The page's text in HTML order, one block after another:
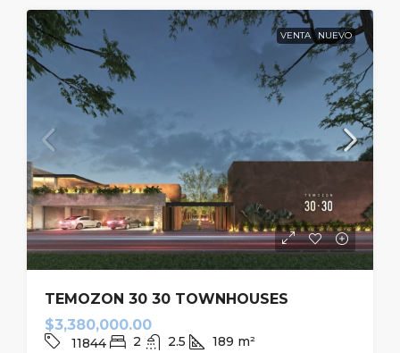
VENTA NUEVO
TEMOZON 30 30 TOWNHOUSES
$3,380,000.00
11844 2 2.5 189 m²